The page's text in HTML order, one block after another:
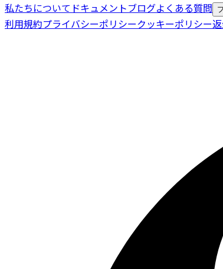
私たちについて ドキュメントブログよくある質問
利用規約プライバシーポリシークッキーポリシー